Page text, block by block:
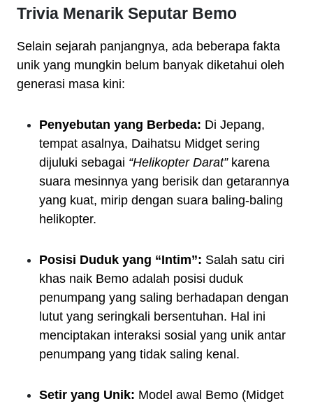
Trivia Menarik Seputar Bemo
Selain sejarah panjangnya, ada beberapa fakta
unik yang mungkin belum banyak diketahui oleh
generasi masa kini:
Penyebutan yang Berbeda: Di Jepang,
tempat asalnya, Daihatsu Midget sering
dijuluki sebagai “Helikopter Darat”karena
suara mesinnya yang berisik dan getarannya
yang kuat, mirip dengan suara baling-baling
helikopter.
Posisi Duduk yang “Intim”: Salah satu ciri
khas naik Bemo adalah posisi duduk
penumpang yang saling berhadapan dengan
lutut yang seringkali bersentuhan. Hal ini
menciptakan interaksi sosial yang unik antar
penumpang yang tidak saling kenal.
Setir yang Unik: Model awal Bemo (Midget